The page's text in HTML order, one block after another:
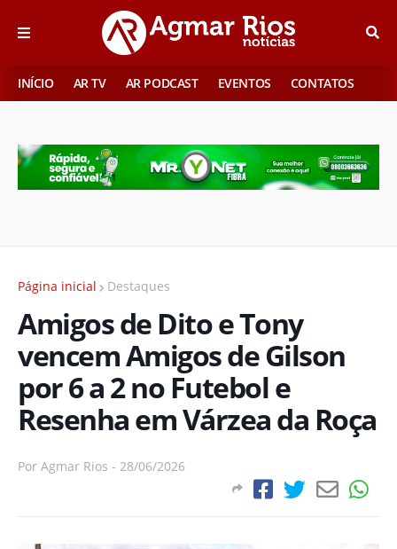
INÍCIO AR TV AR PODCAST EVENTOS CONTATOS
Página inicial Destaques
Amigos de Dito e Tony
vencem Amigos de Gilson
por 6 a 2 no Futebol e
Resenha em Várzea da Roça
Por Agmar Rios - 28/06/2026